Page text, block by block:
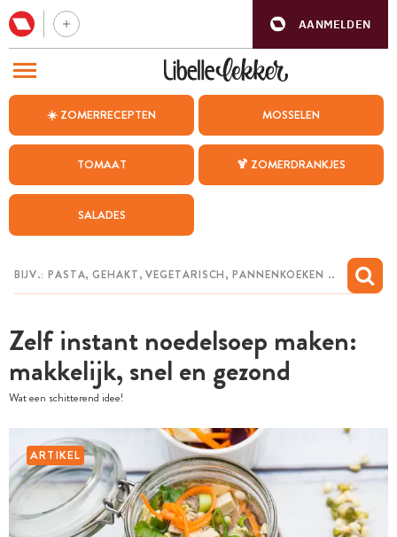
AANMELDEN
☀️ ZOMERRECEPTEN MOSSELEN
TOMAAT 🍹 ZOMERDRANKJES
SALADES
Zelf instant noedelsoep maken:
makkelijk, snel en gezond
Wat een schitterend idee!
ARTIKEL
BEZOEK ONZE ANDERE WEBSITES
WEEKMENU
CHAT MET MAIA
MIJN BEWAARDE RECEPTEN